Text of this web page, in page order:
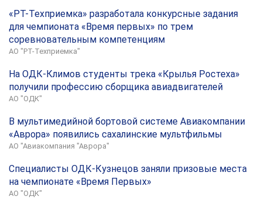
«РТ-Техприемка» разработала конкурсные задания
для чемпионата «Время первых» по трем
соревновательным компетенциям
АО "РТ-Техприемка"
На ОДК-Климов студенты трека «Крылья Ростеха»
получили профессию сборщика авиадвигателей
АО "ОДК"
В мультимедийной бортовой системе Авиакомпании
«Аврора» появились сахалинские мультфильмы
АО "Авиакомпания "Аврора"
Специалисты ОДК-Кузнецов заняли призовые места
на чемпионате «Время Первых»
АО "ОДК"